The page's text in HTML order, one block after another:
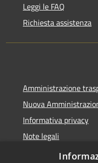
Leggi le FAQ
Richiesta assistenza
Amministrazione
Nuova
Informativa privacy
Note legali
Dichiarazione di